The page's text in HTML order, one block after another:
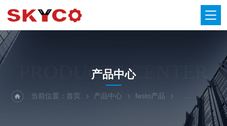
PRODUCTS CENTER
产品中心
当前位置：首页 产品中心 festo产品 FESTO分支模